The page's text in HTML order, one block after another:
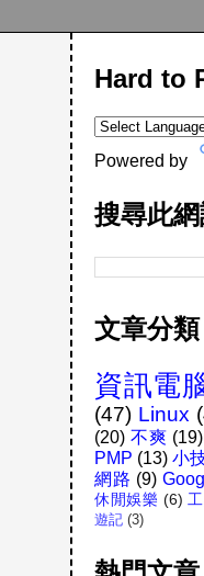
Hard to
Powered by
搜尋此
文章分類
資訊電
(47) Linux
(20) 不爽 (19)
PMP (13) 小
網路 (9)
休閒娛樂 (6)
遊記 (3)